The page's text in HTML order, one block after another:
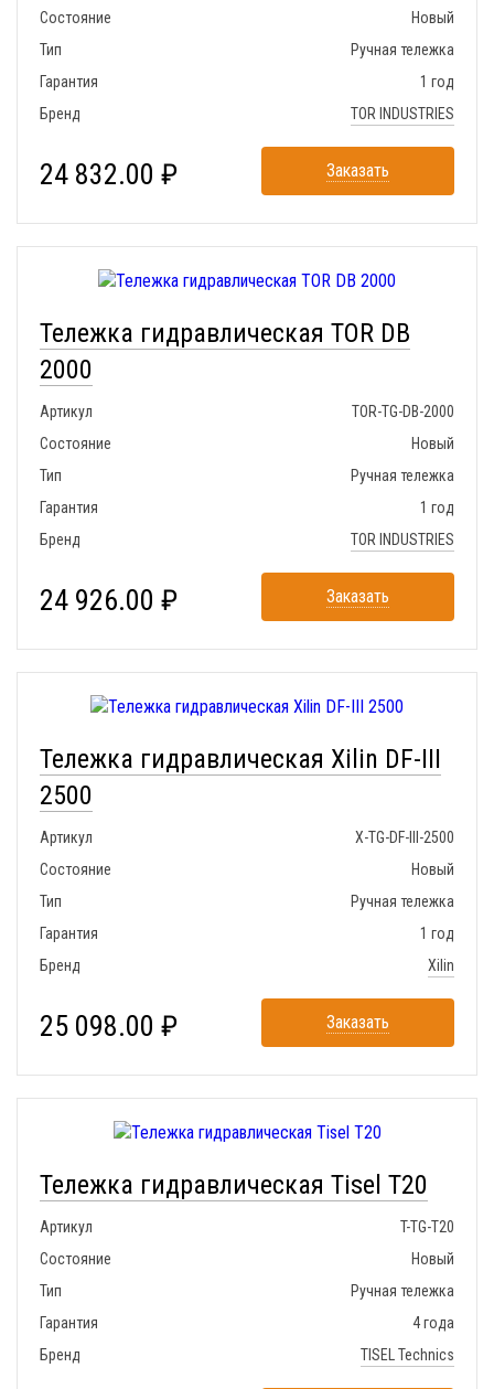
Состояние
Новый
Тип
Ручная тележка
Гарантия
1 год
Бренд
TOR INDUSTRIES
24 832.00 ₽ Заказать
Тележка гидравлическая TOR DB
2000
Артикул
TOR-TG-DB-2000
Состояние
Новый
Тип
Ручная тележка
Гарантия
1 год
Бренд
TOR INDUSTRIES
24 926.00 ₽ Заказать
Тележка гидравлическая Xilin DF-III
2500
Артикул
X-TG-DF-III-2500
Состояние
Новый
Тип
Ручная тележка
Гарантия
1 год
Бренд
Xilin
25 098.00 ₽ Заказать
Тележка гидравлическая Tisel T20
Артикул
T-TG-T20
Состояние
Новый
Тип
Ручная тележка
Гарантия
4 года
Бренд
TISEL Technics